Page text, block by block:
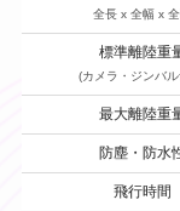
全長 x 全幅 x
標準離陸重
(カメラ・ジンバ
最大離陸重
防塵・防水
飛行時間